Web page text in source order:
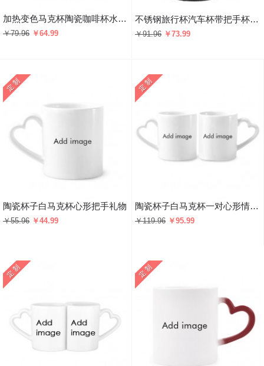
加热变色马克杯陶瓷咖啡杯水杯子礼物
￥79.96 ￥64.99
不锈钢旅行杯汽车杯带把手杯子450ml礼物
￥91.96 ￥73.99
陶瓷杯子白马克杯心形把手礼物
￥55.96 ￥44.99
陶瓷杯子白马克杯一对心形情侣把手
￥119.96 ￥95.99